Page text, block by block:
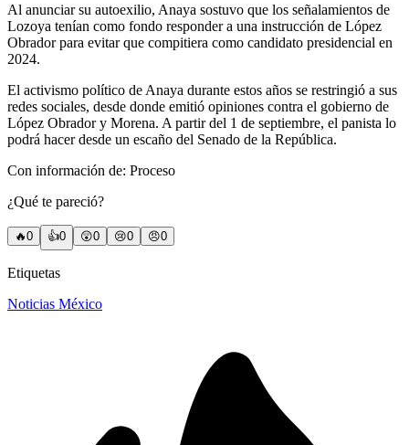
Al anunciar su autoexilio, Anaya sostuvo que los señalamientos de
Lozoya tenían como fondo responder a una instrucción de López
Obrador para evitar que compitiera como candidato presidencial en
2024.
El activismo político de Anaya durante estos años se restringió a sus
redes sociales, desde donde emitió opiniones contra el gobierno de
López Obrador y Morena. A partir del 1 de septiembre, el panista lo
podrá hacer desde un escaño del Senado de la República.
Con información de: Proceso
¿Qué te pareció?
🔥0 👍0 😲0 😢0 😠0
Etiquetas
Noticias México